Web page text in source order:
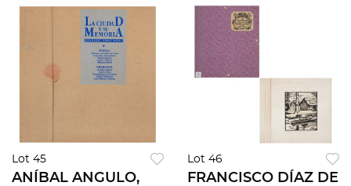
Lot 45
ANÍBAL ANGULO,
Lot 46
FRANCISCO DÍAZ DE